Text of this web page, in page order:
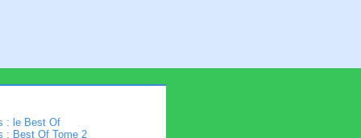
: le Best Of
: Best Of Tome 2